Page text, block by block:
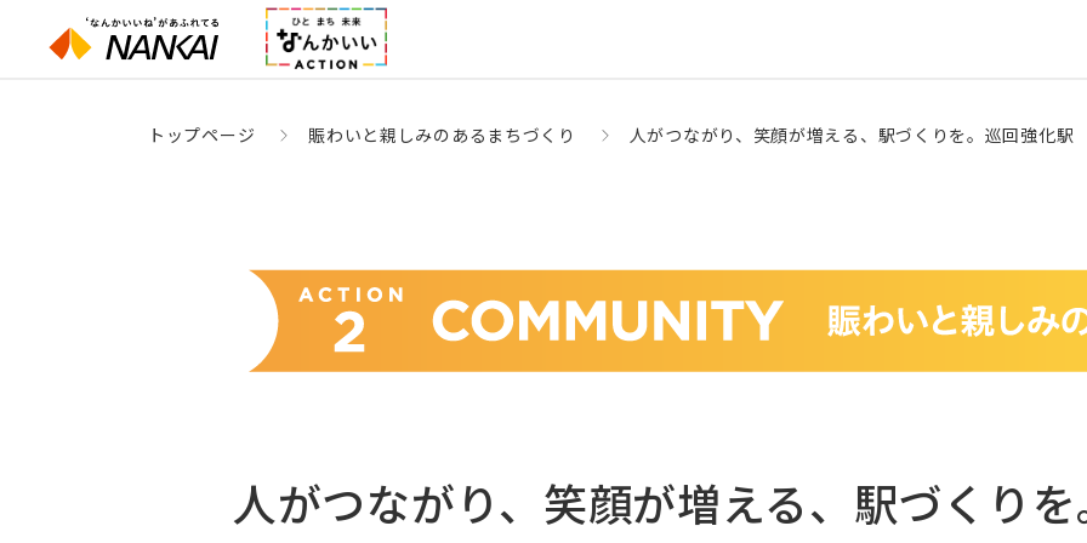
トップページ 賑わいと親しみのあるまちづくり 人がつながり、笑顔が増える、駅づくりを。巡回強化駅
人がつながり、笑顔が増える、駅づくり